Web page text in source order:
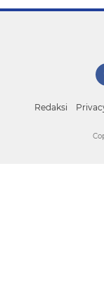
Redaksi